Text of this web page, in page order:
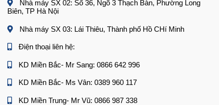
Nhà máy SX 02: Số 36, Ngõ 3 Thạch Bàn, Phường Long
Biên, TP Hà Nội
Nhà máy SX 03: Lái Thiêu, Thành phố Hồ CHí Minh
Điện thoại liên hệ:
KD Miền Bắc- Mr Sang: 0866 642 996
KD Miền Bắc- Ms Vân: 0389 960 117
KD Miền Trung- Mr Vũ: 0866 987 338